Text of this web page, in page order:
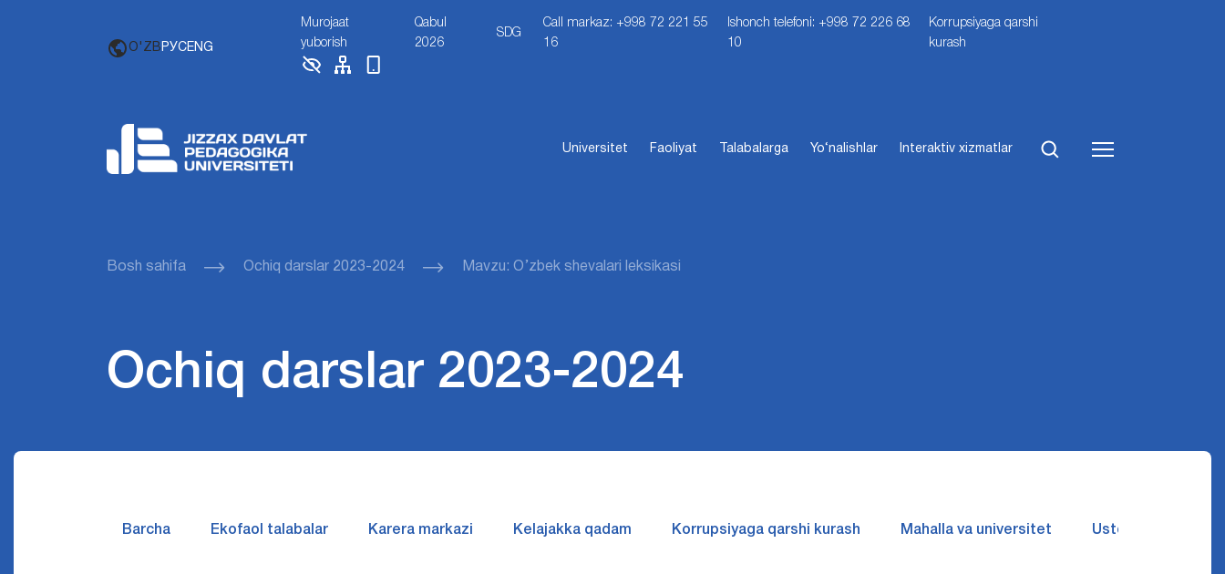
O'ZB РУСENG
Murojaat
yuborish
Qabul
2026
SDG
Call markaz: +998 72 221 55
16
Ishonch telefoni: +998 72 226 68
10
Korrupsiyaga qarshi
kurash
Universitet Faoliyat Talabalarga Yo‘nalishlar Interaktiv xizmatlar
Bosh sahifa Ochiq darslar 2023-2024 Mavzu: O’zbek shevalari leksikasi
Ochiq darslar 2023-2024
Barcha Ekofaol talabalar Karera markazi Kelajakka qadam Korrupsiyaga qarshi kurash Mahalla va universitet Ustozlar suhbatin